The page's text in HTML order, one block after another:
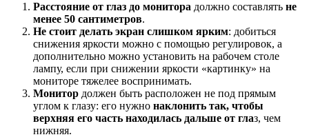
Расстояние от глаз до монитора должно составлять не
менее 50 сантиметров.
Не стоит делать экран слишком ярким: добиться
снижения яркости можно с помощью регулировок, а
дополнительно можно установить на рабочем столе
лампу, если при снижении яркости «картинку» на
мониторе тяжелее воспринимать.
Монитор должен быть расположен не под прямым
углом к глазу: его нужно наклонить так, чтобы
верхняя его часть находилась дальше от глаз, чем
нижняя.